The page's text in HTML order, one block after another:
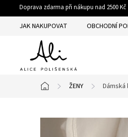
na
Doprava zdarma při nákupu nad 2500 Kč
JAK NAKUPOVAT OBCHODNÍ
Domů
ŽENY